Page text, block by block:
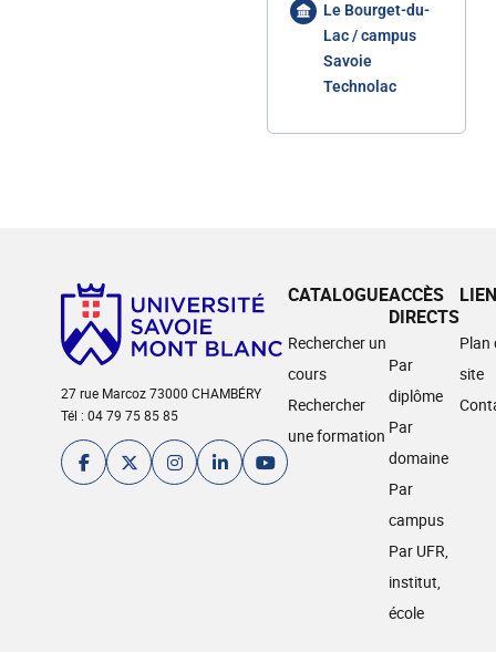
Le Bourget-du-
Lac / campus
Savoie
Technolac
27 rue Marcoz 73000 CHAMBÉRY
Tél : 04 79 75 85 85
CATALOGUE
Rechercher un
cours
Rechercher
une formation
ACCÈS
DIRECTS
Par
diplôme
Par
domaine
Par
campus
Par UFR,
institut,
école
Plan
site